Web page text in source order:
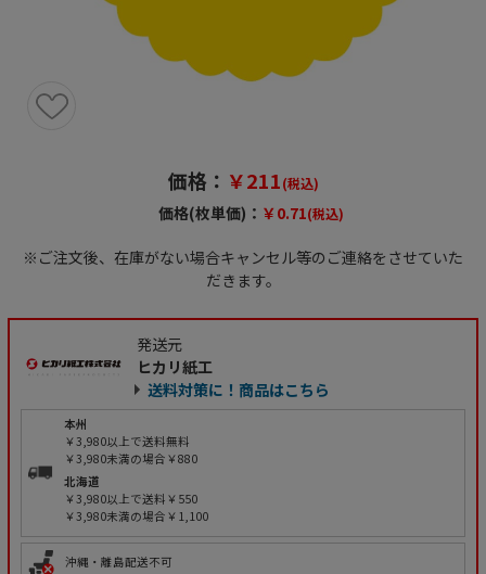
価格： ￥211(税込)
価格(枚単価)： ￥0.71(税込)
※ご注文後、在庫がない場合キャンセル等のご連絡をさせていた
だきます。
発送元
ヒカリ紙工
送料対策に！商品はこちら
本州
￥3,980以上で送料無料
￥3,980未満の場合￥880
北海道
￥3,980以上で送料￥550
￥3,980未満の場合￥1,100
沖縄・離島配送不可